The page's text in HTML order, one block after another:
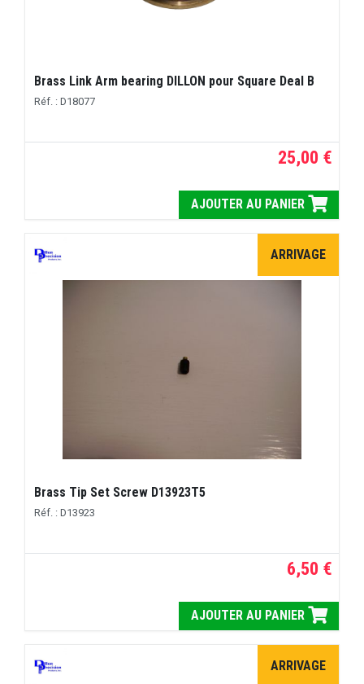
Brass Link Arm bearing DILLON pour Square Deal B
Réf. : D18077
25,00 €
AJOUTER AU PANIER
ARRIVAGE
Brass Tip Set Screw D13923T5
Réf. : D13923
6,50 €
AJOUTER AU PANIER
ARRIVAGE